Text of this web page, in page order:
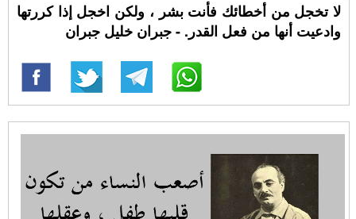
لا تخجل من أخطائك فأنت بشر ، ولكن اخجل إذا كررتها
وادعيت أنها من فعل القدر. - جبران خليل جبران